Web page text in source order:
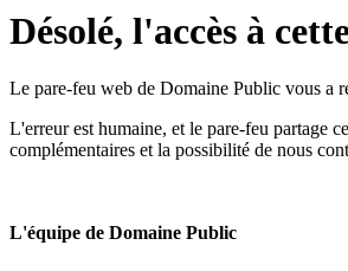
Désolé, l'accès à
Le pare-feu web de Domaine Public vous a
L'erreur est humaine, et le pare-feu partage
complémentaires et la possibilité de nous
L'équipe de Domaine Public